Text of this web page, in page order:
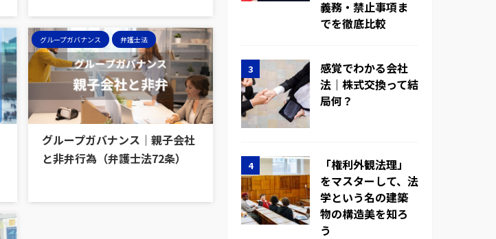
グループガバナンス 弁護士法
グループガバナンス｜親子会社
と非弁行為（弁護士法72条）
義務・禁止事項ま
でを徹底比較
感覚でわかる会社
法｜株式交換って結
局何？
「権利外観法理」
をマスターして、法
学という名の建築
物の構造美を知ろ
う